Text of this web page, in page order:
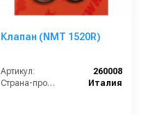
Клапан (NMT 1520R)
Артикул:
260008
Страна-производитель:
Италия